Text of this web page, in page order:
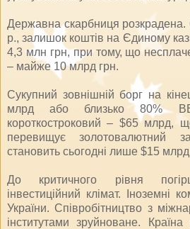
Державна скарбниця
р., залишок коштів на Єдиному
4,3 млн грн, при тому, що
– майже 10 млрд грн.
Сукупний зовнішній борг на
млрд або близько 80%
короткостроковий – $65 млрд,
перевищує золотовалютний
становить сьогодні лише $15
До критичного рівня
інвестиційний клімат. Іноземні
України. Співробітництво з
інститутами зруйноване.